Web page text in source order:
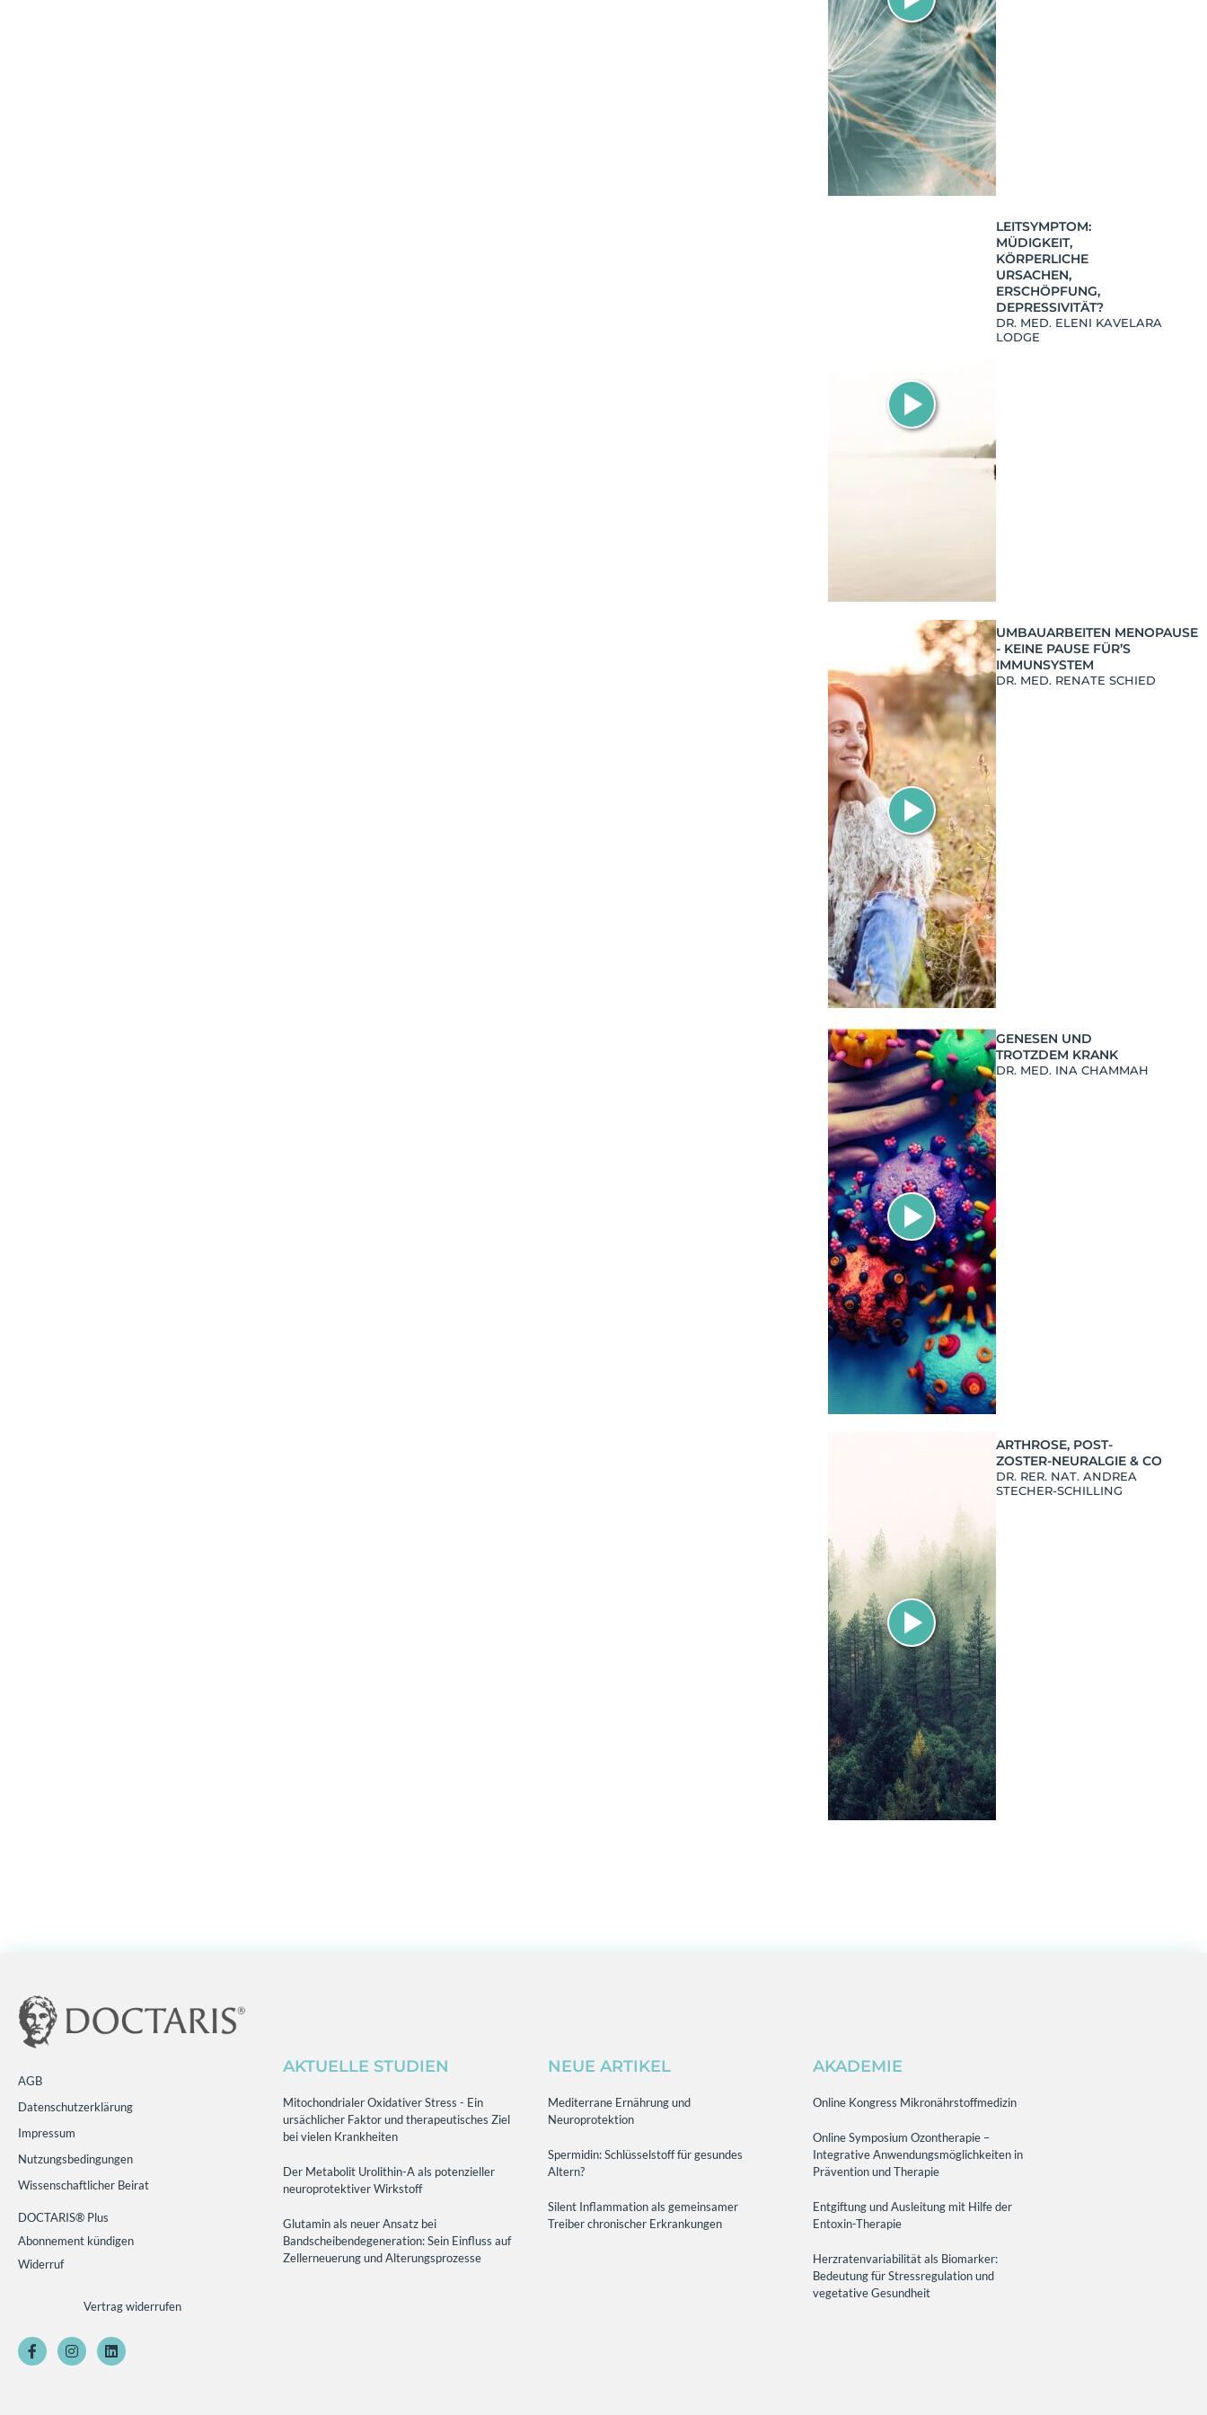
LEITSYMPTOM:
MÜDIGKEIT,
KÖRPERLICHE
URSACHEN,
ERSCHÖPFUNG,
DEPRESSIVITÄT?
DR. MED. ELENI KAVELARA
LODGE
UMBAUARBEITEN MENOPAUSE
- KEINE PAUSE FÜR’S
IMMUNSYSTEM
DR. MED. RENATE SCHIED
GENESEN UND
TROTZDEM KRANK
DR. MED. INA CHAMMAH
ARTHROSE, POST-
ZOSTER-NEURALGIE & CO
DR. RER. NAT. ANDREA
STECHER-SCHILLING
AGB
Datenschutzerklärung
Impressum
Nutzungsbedingungen
Wissenschaftlicher Beirat
DOCTARIS® Plus
Abonnement kündigen
Widerruf
Vertrag widerrufen
AKTUELLE STUDIEN
Mitochondrialer Oxidativer Stress - Ein
ursächlicher Faktor und therapeutisches Ziel
bei vielen Krankheiten
Der Metabolit Urolithin-A als potenzieller
neuroprotektiver Wirkstoff
Glutamin als neuer Ansatz bei
Bandscheibendegeneration: Sein Einfluss auf
Zellerneuerung und Alterungsprozesse
NEUE ARTIKEL
Mediterrane Ernährung und
Neuroprotektion
Spermidin: Schlüsselstoff für gesundes
Altern?
Silent Inflammation als gemeinsamer
Treiber chronischer Erkrankungen
AKADEMIE
Online Kongress Mikronährstoffmedizin
Online Symposium Ozontherapie –
Integrative Anwendungsmöglichkeiten in
Prävention und Therapie
Entgiftung und Ausleitung mit Hilfe der
Entoxin-Therapie
Herzratenvariabilität als Biomarker:
Bedeutung für Stressregulation und
vegetative Gesundheit